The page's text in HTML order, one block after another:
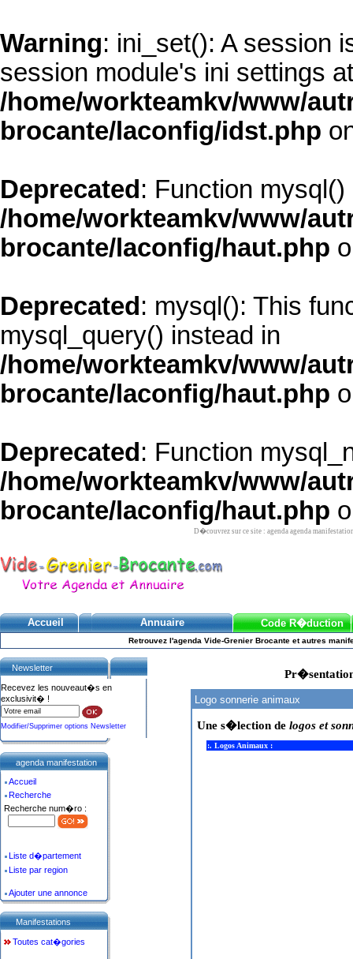
Warning: ini_set(): A session
session module's ini settings
/home/workteamkv/www/
brocante/laconfig/idst.php
Deprecated : Function
/home/workteamkv/www/
brocante/laconfig/haut.php
Deprecated : mysql(): This
mysql_query() instead in
/home/workteamkv/www/
brocante/laconfig/haut.php
Deprecated : Function
/home/workteamkv/www/
brocante/laconfig/haut.php
D�couvrez sur ce site : agenda agenda
Accueil Annuaire Code R�duction
Retrouvez l'agenda Vide-Grenier Brocante et autres
Logo sonnerie animaux
Une s�lection de logos et
:. Logos Animaux :
Newsletter
Recevez les nouveaut�s en
exclusivit� !
Modifier/Supprimer options Newsletter
agenda manifestation
Accueil
Recherche
Recherche num�ro :
Liste d�partement
Liste par region
Ajouter une annonce
Manifestations
Toutes cat�gories